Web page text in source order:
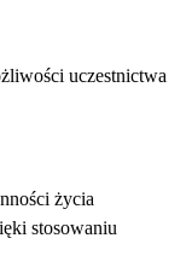
uczestnictwa
życia
stosowaniu